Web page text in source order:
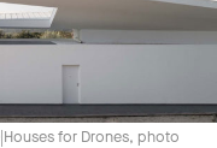
for Drones, photo